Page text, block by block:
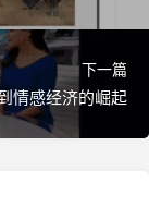
下一篇
情感经济的崛起